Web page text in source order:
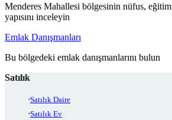
Menderes Mahallesi bölgesinin nüfus,
yapısını inceleyin
Emlak Danışmanları
Bu bölgedeki emlak danışmanlarını bulun
Satılık
Satılık Daire
Satılık Ev